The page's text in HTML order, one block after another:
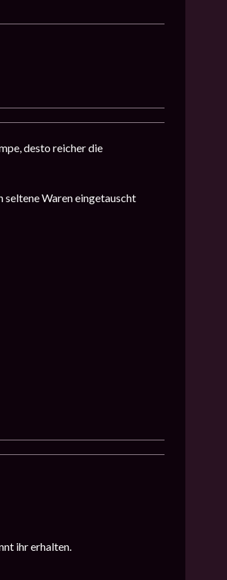
desto reicher die
seltene Waren eingetauscht
ihr erhalten.